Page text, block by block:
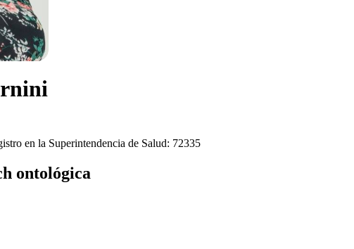
en la Superintendencia de Salud: 72335
ontológica